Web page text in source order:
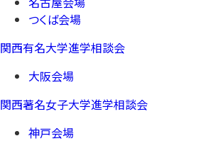
つくば会場
関西有名大学進学相談会
大阪会場
関西著名女子大学進学相談会
神戸会場